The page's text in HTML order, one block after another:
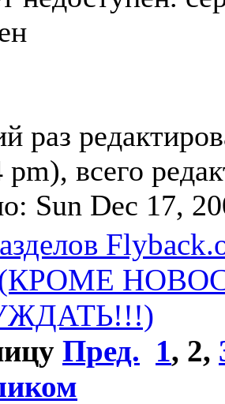
раз
всего
Sun Dec 17,
(КРОМЕ
Пред. 1, 2,